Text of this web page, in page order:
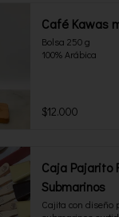
Café Kawas
Bolsa 250 g
100% Arábica
$12.000
Caja Pajarito
Submarinos
Cajita con diseño